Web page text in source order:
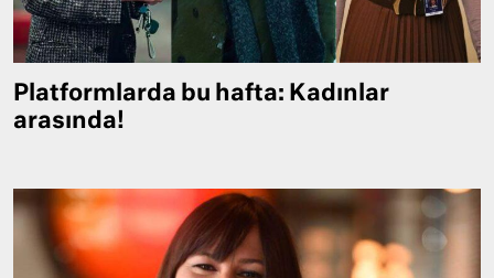
Platformlarda bu hafta: Kadınlar
arasında!